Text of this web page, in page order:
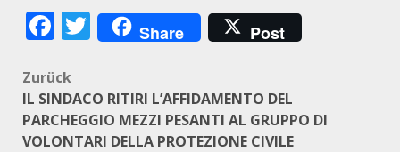
Facebook
Twitter
Share Post
Beitragsnavigation
Zurück
IL SINDACO RITIRI L’AFFIDAMENTO DEL
PARCHEGGIO MEZZI PESANTI AL GRUPPO DI
VOLONTARI DELLA PROTEZIONE CIVILE